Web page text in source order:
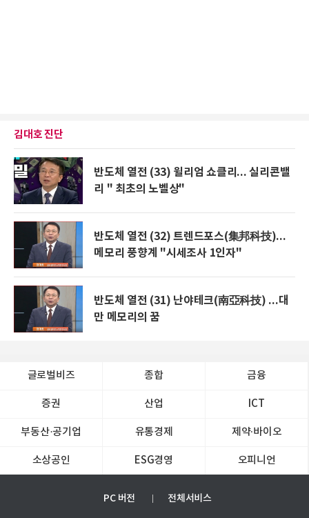
김대호 진단
반도체 열전 (33) 윌리엄 쇼클리... 실리콘밸
리 " 최초의 노벨상"
반도체 열전 (32) 트렌드포스(集邦科技)...
메모리 풍향계 "시세조사 1인자"
반도체 열전 (31) 난야테크(南亞科技) ...대
만 메모리의 꿈
글로벌비즈 종합 금융
증권 산업 ICT
부동산·공기업 유통경제 제약∙바이오
소상공인 ESG경영 오피니언
PC 버전 전체서비스